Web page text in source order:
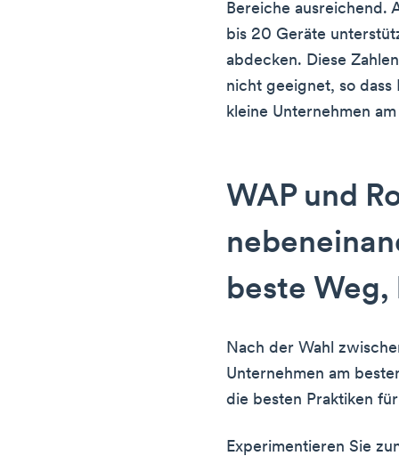
Bereiche ausreichend.
bis 20 Geräte
abdecken. Diese
nicht geeignet, so dass
kleine Unternehmen
WAP und
beste Weg,
Nach der Wahl
Unternehmen am
die besten Praktiken
Experimentieren Sie